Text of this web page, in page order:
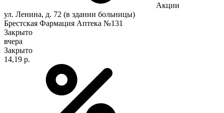
Акции
ул. Ленина, д. 72 (в здании больницы)
Брестская Фармация Аптека №131
Закрыто
вчера
Закрыто
14,19 р.